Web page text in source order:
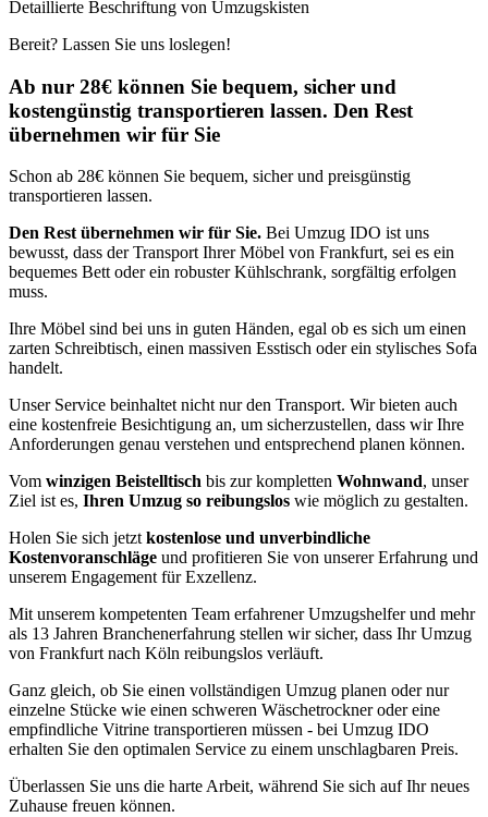
Detaillierte Beschriftung von Umzugskisten
Bereit? Lassen Sie uns loslegen!
Ab nur 28€ können Sie bequem, sicher und
kostengünstig transportieren lassen. Den Rest
übernehmen wir für Sie
Schon ab 28€ können Sie bequem, sicher und preisgünstig
transportieren lassen.
Den Rest übernehmen wir für Sie. Bei Umzug IDO ist uns
bewusst, dass der Transport Ihrer Möbel von Frankfurt, sei es ein
bequemes Bett oder ein robuster Kühlschrank, sorgfältig erfolgen
muss.
Ihre Möbel sind bei uns in guten Händen, egal ob es sich um einen
zarten Schreibtisch, einen massiven Esstisch oder ein stylisches Sofa
handelt.
Unser Service beinhaltet nicht nur den Transport. Wir bieten auch
eine kostenfreie Besichtigung an, um sicherzustellen, dass wir Ihre
Anforderungen genau verstehen und entsprechend planen können.
Vom winzigen Beistelltisch bis zur kompletten Wohnwand, unser
Ziel ist es, Ihren Umzug so reibungslos wie möglich zu gestalten.
Holen Sie sich jetzt kostenlose und unverbindliche
Kostenvoranschläge und profitieren Sie von unserer Erfahrung und
unserem Engagement für Exzellenz.
Mit unserem kompetenten Team erfahrener Umzugshelfer und mehr
als 13 Jahren Branchenerfahrung stellen wir sicher, dass Ihr Umzug
von Frankfurt nach Köln reibungslos verläuft.
Ganz gleich, ob Sie einen vollständigen Umzug planen oder nur
einzelne Stücke wie einen schweren Wäschetrockner oder eine
empfindliche Vitrine transportieren müssen - bei Umzug IDO
erhalten Sie den optimalen Service zu einem unschlagbaren Preis.
Überlassen Sie uns die harte Arbeit, während Sie sich auf Ihr neues
Zuhause freuen können.